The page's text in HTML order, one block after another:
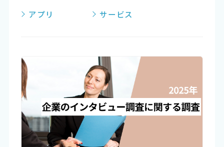
アプリ サービス